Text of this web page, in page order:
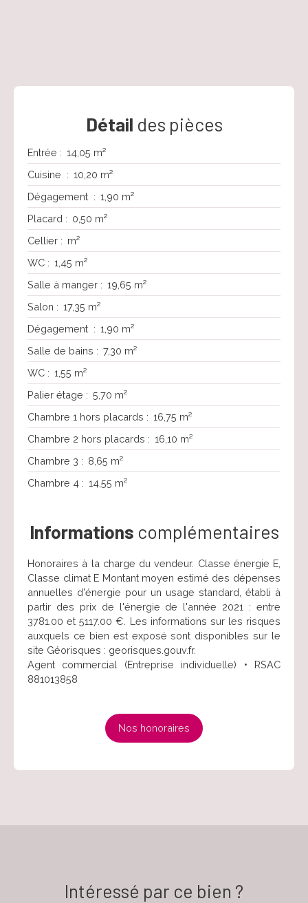
Détail des pièces
Entrée : 14,05 m²
Cuisine : 10,20 m²
Dégagement : 1,90 m²
Placard : 0,50 m²
Cellier : m²
WC : 1,45 m²
Salle à manger : 19,65 m²
Salon : 17,35 m²
Dégagement : 1,90 m²
Salle de bains : 7,30 m²
WC : 1,55 m²
Palier étage : 5,70 m²
Chambre 1 hors placards : 16,75 m²
Chambre 2 hors placards : 16,10 m²
Chambre 3 : 8,65 m²
Chambre 4 : 14,55 m²
Informations complémentaires
Honoraires à la charge du vendeur. Classe énergie E,
Classe climat E Montant moyen estimé des dépenses
annuelles d'énergie pour un usage standard, établi à
partir des prix de l'énergie de l'année 2021 : entre
3781.00 et 5117.00 €. Les informations sur les risques
auxquels ce bien est exposé sont disponibles sur le
site Géorisques : georisques.gouv.fr.
Agent commercial (Entreprise individuelle) • RSAC
881013858
Nos honoraires
Intéressé par ce bien ?